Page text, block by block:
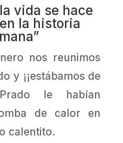
vida se hace
la historia
nos reunimos
y ¡¡estábamos de
le habían
de calor en
calentito.